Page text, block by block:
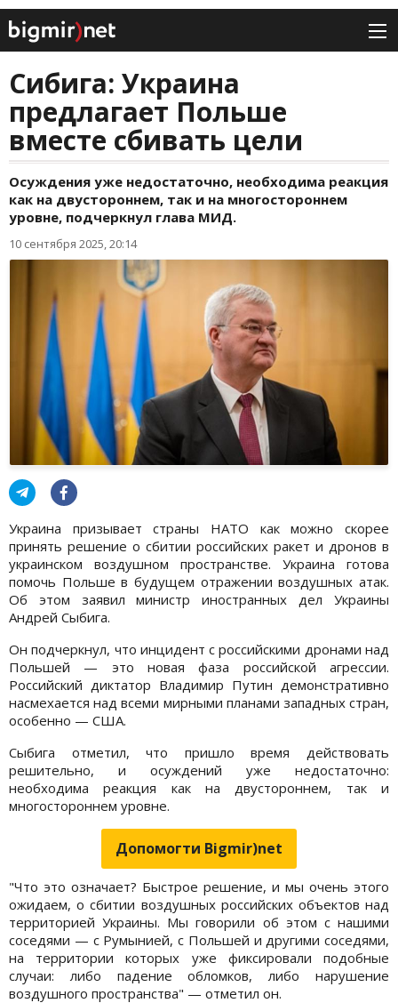
Сибига: Украина
предлагает Польше
вместе сбивать цели
Осуждения уже недостаточно, необходима реакция
как на двустороннем, так и на многостороннем
уровне, подчеркнул глава МИД.
10 сентября 2025, 20:14
Украина призывает страны НАТО как можно скорее
принять решение о сбитии российских ракет и дронов в
украинском воздушном пространстве. Украина готова
помочь Польше в будущем отражении воздушных атак.
Об этом заявил министр иностранных дел Украины
Андрей Сыбига.
Он подчеркнул, что инцидент с российскими дронами над
Польшей — это новая фаза российской агрессии.
Российский диктатор Владимир Путин демонстративно
насмехается над всеми мирными планами западных стран,
особенно — США.
Сыбига отметил, что пришло время действовать
решительно, и осуждений уже недостаточно:
необходима реакция как на двустороннем, так и
многостороннем уровне.
Допомогти Bigmir)net
"Что это означает? Быстрое решение, и мы очень этого
ожидаем, о сбитии воздушных российских объектов над
территорией Украины. Мы говорили об этом с нашими
соседями — с Румынией, с Польшей и другими соседями,
на территории которых уже фиксировали подобные
случаи: либо падение обломков, либо нарушение
воздушного пространства" — отметил он.